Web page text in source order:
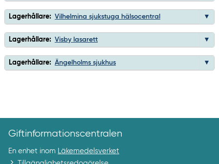
Lagerhållare: Vilhelmina sjukstuga hälsocentral
Lagerhållare: Visby lasarett
Lagerhållare: Ängelholms sjukhus
Giftinformationscentralen
En enhet inom
Läkemedelsverket